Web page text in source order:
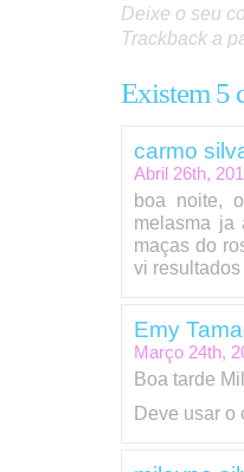
Deixe o seu
Trackback a
Existem 5
carmo
Abril 26th,
boa noite,
melasma ja
maças do
vi
Emy
Março 24th,
Boa tarde
Deve usar o